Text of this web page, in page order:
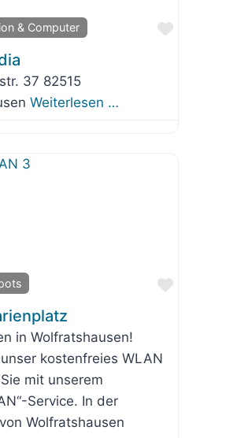
& Computer
Favorit
37 82515
Weiterlesen …
Favorit
in Wolfratshausen!
kostenfreies WLAN
mit unserem
Service. In der
Wolfratshausen